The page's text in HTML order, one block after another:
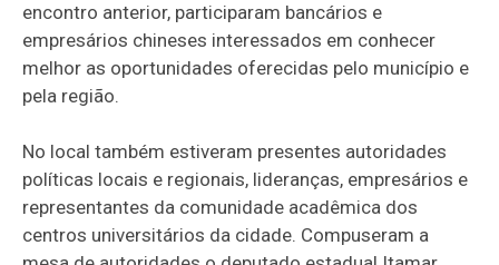
encontro anterior, participaram bancários e
empresários chineses interessados em conhecer
melhor as oportunidades oferecidas pelo município e
pela região.
No local também estiveram presentes autoridades
políticas locais e regionais, lideranças, empresários e
representantes da comunidade acadêmica dos
centros universitários da cidade. Compuseram a